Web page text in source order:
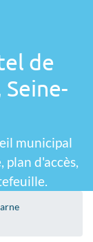
de
municipal
d'accès,